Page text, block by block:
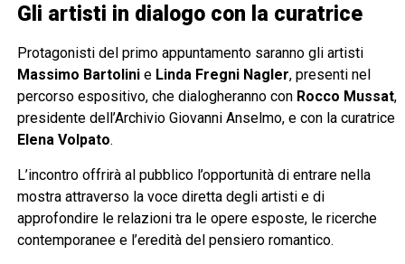
Gli artisti in dialogo con la curatrice
Protagonisti del primo appuntamento saranno gli artisti
Massimo Bartolini e Linda Fregni Nagler, presenti nel
percorso espositivo, che dialogheranno con Rocco Mussat,
presidente dell’Archivio Giovanni Anselmo, e con la curatrice
Elena Volpato.
L’incontro offrirà al pubblico l’opportunità di entrare nella
mostra attraverso la voce diretta degli artisti e di
approfondire le relazioni tra le opere esposte, le ricerche
contemporanee e l’eredità del pensiero romantico.